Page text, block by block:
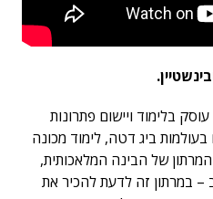
בלימוד ויישום פתרונות
בעולמות ביג דטה, לימוד מכונה
של הבינה המלאכותית,
במרתון זה לדעת להכיר את